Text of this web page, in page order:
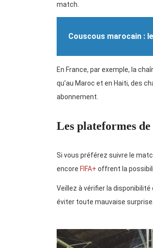
match.
Couscous marocain :
En France, par exemple, la
qu’au Maroc et en Haiti, des
abonnement.
Les plateformes
Si vous préférez suivre le
encore FIFA+ offrent la
Veillez à vérifier la
éviter toute mauvaise surprise.